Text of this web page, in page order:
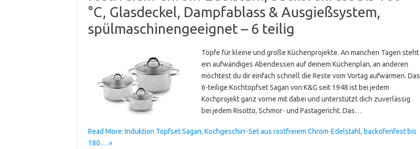
°C, Glasdeckel, Dampfablass & Ausgießsystem,
spülmaschinengeeignet – 6 teilig
Töpfe für kleine und große Küchenprojekte. An manchen Tagen steht
ein aufwändiges Abendessen auf deinem Küchenplan, an anderen
möchtest du dir einfach schnell die Reste vom Vortag aufwärmen. Das
6-teilige Kochtopfset Sagan von K&G seit 1948 ist bei jedem
Kochprojekt ganz vorne mit dabei und unterstützt dich zuverlässig
bei jedem Risotto, Schmor- und Pastagericht. Das…
Read More: Induktion Topfset Sagan, Kochgeschirr-Set aus rostfreiem Chrom-Edelstahl, backofenfest bis
180… »